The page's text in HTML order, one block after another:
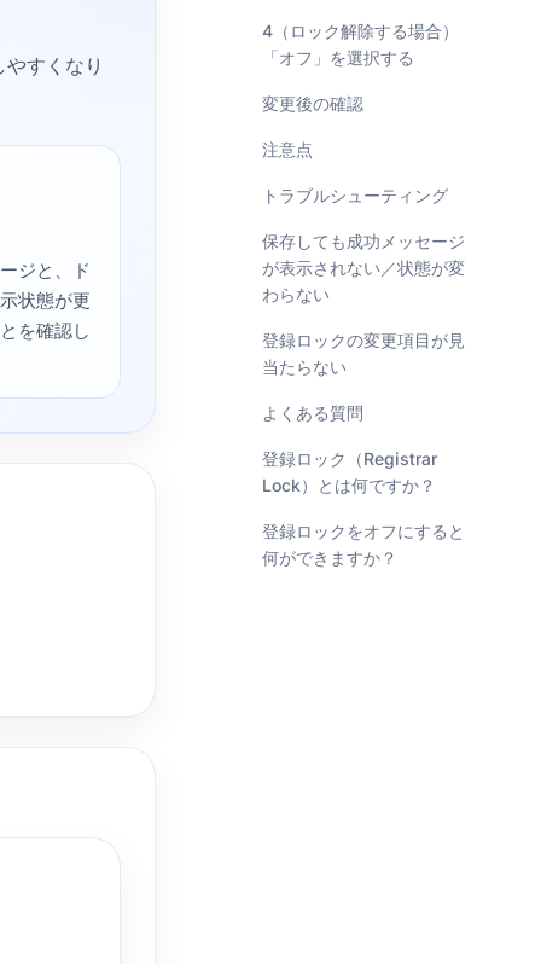
すくなり
ジと、ド
状態が更
を確認し
4（ロック解除する場合）
「オフ」を選択する
変更後の確認
注意点
トラブルシューティング
保存しても成功メッセージ
が表示されない／状態が変
わらない
登録ロックの変更項目が見
当たらない
よくある質問
登録ロック（Registrar
Lock）とは何ですか？
登録ロックをオフにすると
何ができますか？